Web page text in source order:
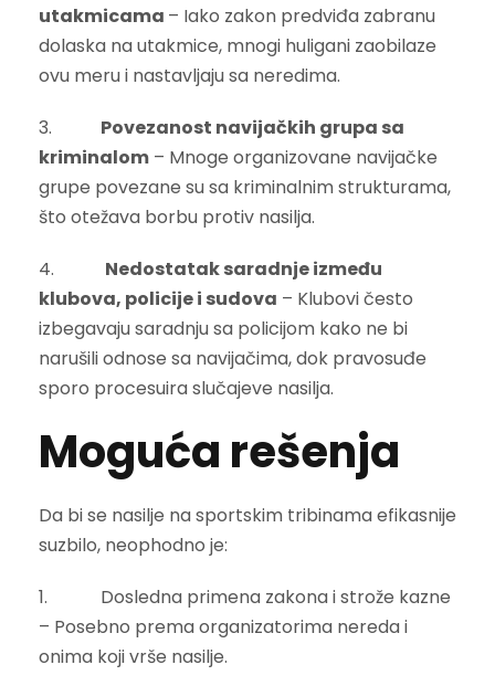
utakmicama – Iako zakon predviđa zabranu
dolaska na utakmice, mnogi huligani zaobilaze
ovu meru i nastavljaju sa neredima.
3.
Povezanost navijačkih grupa sa
kriminalom – Mnoge organizovane navijačke
grupe povezane su sa kriminalnim strukturama,
što otežava borbu protiv nasilja.
4.
Nedostatak saradnje između
klubova, policije i sudova – Klubovi često
izbegavaju saradnju sa policijom kako ne bi
narušili odnose sa navijačima, dok pravosuđe
sporo procesuira slučajeve nasilja.
Moguća rešenja
Da bi se nasilje na sportskim tribinama efikasnije
suzbilo, neophodno je:
1. Dosledna primena zakona i strože kazne
– Posebno prema organizatorima nereda i
onima koji vrše nasilje.